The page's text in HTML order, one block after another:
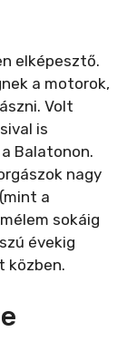
elképesztő.
a motorok,
Volt
is
Balatonon.
nagy
a
sokáig
évekig
közben.